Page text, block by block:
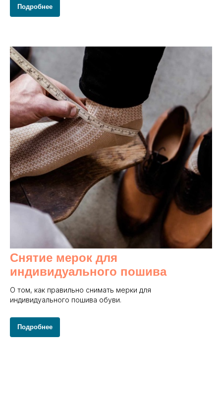
Подробнее
Снятие мерок для
индивидуального пошива
О том, как правильно снимать мерки для
индивидуального пошива обуви.
Подробнее